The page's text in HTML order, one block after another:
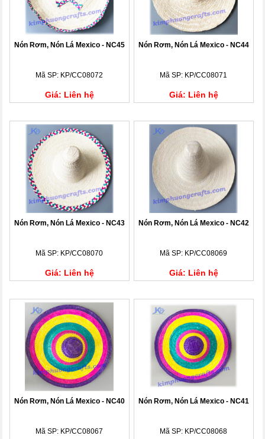
Nón Rơm, Nón Lá Mexico - NC45
Mã SP: KP/CC08072
Giá: Liên hệ
Nón Rơm, Nón Lá Mexico - NC44
Mã SP: KP/CC08071
Giá: Liên hệ
Nón Rơm, Nón Lá Mexico - NC43
Mã SP: KP/CC08070
Giá: Liên hệ
Nón Rơm, Nón Lá Mexico - NC42
Mã SP: KP/CC08069
Giá: Liên hệ
Nón Rơm, Nón Lá Mexico - NC40
Mã SP: KP/CC08067
Nón Rơm, Nón Lá Mexico - NC41
Mã SP: KP/CC08068